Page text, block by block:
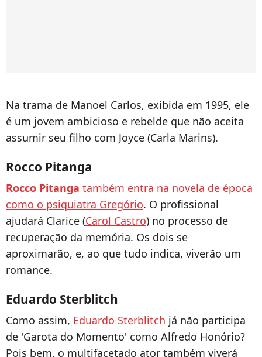
Na trama de Manoel Carlos, exibida em 1995, ele
é um jovem ambicioso e rebelde que não aceita
assumir seu filho com Joyce (Carla Marins).
Rocco Pitanga
Rocco Pitanga também entra na novela de época
como o psiquiatra Gregório. O profissional
ajudará Clarice (Carol Castro) no processo de
recuperação da memória. Os dois se
aproximarão, e, ao que tudo indica, viverão um
romance.
Eduardo Sterblitch
Como assim, Eduardo Sterblitch já não participa
de 'Garota do Momento' como Alfredo Honório?
Pois bem, o multifacetado ator também viverá